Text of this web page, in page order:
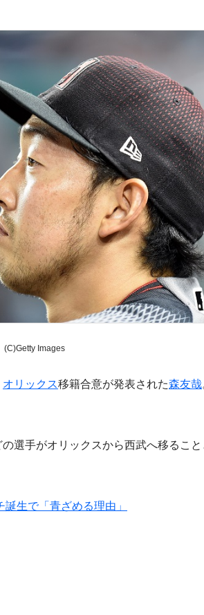
(C)Getty Images
オリックス移籍合意が発表された森友哉
選手がオリックスから西武へ移るこ
生で「青ざめる理由」